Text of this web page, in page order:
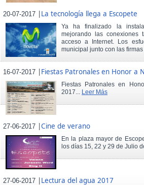
20-07-2017 |La tecnología llega a Escopete
Ya ha finalizado la
mejorando las
acceso a Internet. Los
municipal junto con las
16-07-2017 |Fiestas Patronales en Honor a
Fiestas Patronales en
2017... Leer Más
27-06-2017 |Cine de verano
En la plaza mayor de
los días 15, 22 y 29 de Julio
27-06-2017 |Lectura del agua 2017